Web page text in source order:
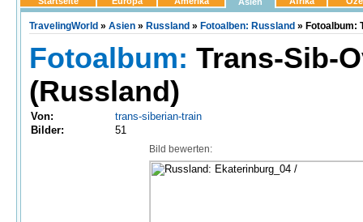
TravelingWorld » Asien » Russland » Fotoalben: Russland » Fotoalbum:
Fotoalbum: Trans-Sib-
(Russland)
Von:
trans-siberian-train
Bilder:
51
Bild bewerten: